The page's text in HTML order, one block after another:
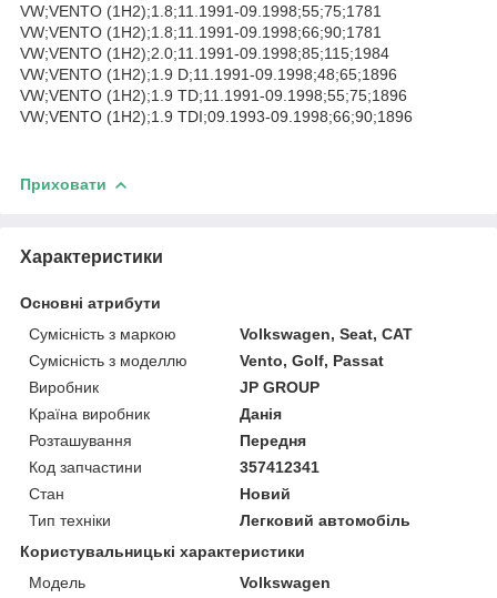
VW;VENTO (1H2);1.8;11.1991-09.1998;55;75;1781
VW;VENTO (1H2);1.8;11.1991-09.1998;66;90;1781
VW;VENTO (1H2);2.0;11.1991-09.1998;85;115;1984
VW;VENTO (1H2);1.9 D;11.1991-09.1998;48;65;1896
VW;VENTO (1H2);1.9 TD;11.1991-09.1998;55;75;1896
VW;VENTO (1H2);1.9 TDI;09.1993-09.1998;66;90;1896
Приховати
Характеристики
Основні атрибути
Сумісність з маркою
Volkswagen, Seat, CAT
Сумісність з моделлю
Vento, Golf, Passat
Виробник
JP GROUP
Країна виробник
Данія
Розташування
Передня
Код запчастини
357412341
Стан
Новий
Тип техніки
Легковий автомобіль
Користувальницькі характеристики
Модель
Volkswagen